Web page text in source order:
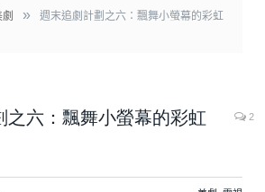
»
週末追劇計劃之六：飄舞小螢幕的彩虹
之六：飄舞小螢幕的彩虹
2